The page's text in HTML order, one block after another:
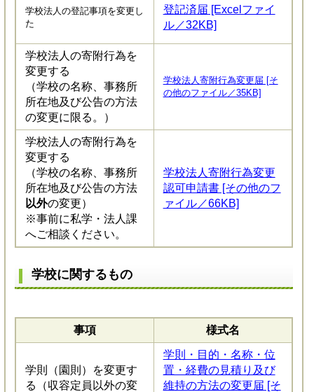
学校法人の登記事項を変更し
た
登記済届 [Excelファイ
ル／32KB]
学校法人の寄附行為を
変更する
（学校の名称、事務所
所在地及び公告の方法
の変更に限る。）
学校法人寄附行為変更届 [そ
の他のファイル／35KB]
学校法人の寄附行為を
変更する
（学校の名称、事務所
所在地及び公告の方法
以外の変更）
※事前に私学・法人課
へご相談ください。
学校法人寄附行為変更
認可申請書 [その他のフ
ァイル／66KB]
学校に関するもの
事項 様式名
学則（園則）を変更す
る（収容定員以外の変
学則・目的・名称・位
置・経費の見積り及び
維持の方法の変更届 [そ